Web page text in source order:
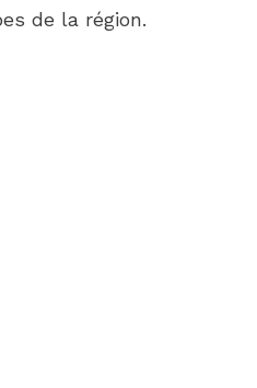
de la région.